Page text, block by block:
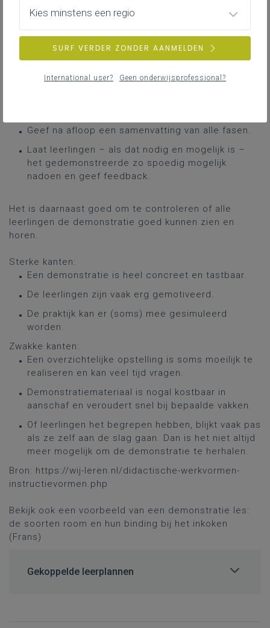
leerlingen doelgericht kunnen observeren.
Zorg voor een logische volgorde. Bij een
vaardigheid is het gebruikelijk om eerst de hele
verschillende onderdelen/fasen.
Geef na afloop een samenvatting van alle fasen.
Laat leerlingen – als dat nodig en mogelijk is –
het gedemonstreerde zo spoedig mogelijk
nadoen en geef feedback.
Het is daarnaast goed om te controleren of alle
leerlingen de demonstratie goed kunnen zien en
horen.
Sterke kanten:
Een demonstratie is heel concreet en tastbaar.
De leerlingen zijn vaak erg gemotiveerd.
De praktijk kan er (soms) mee gesimuleerd
worden.
Zwakke kanten:
Een overzichtelijke opstelling is soms moeilijk te
realiseren en kan veel tijd vragen.
Demonstratiemateriaal is nogal kostbaar in
aanschaf en veroudert snel bij bepaalde vakken.
Of leerlingen het begrepen hebben, blijkt vaak pas
als ze zelf aan de slag gaan. Dan is het niet altijd
meer mogelijk om de demonstratie te herhalen.
Bron: https://wij-leren.nl/didactische-werkvormen-
instructievormen.php
Bekijk ook een voorbeeld van een demonstratie les:
de soorten room en hun binding bij het inkoken
(Frans)
Gekoppelde leerplannen
Kies minstens een regio
SURF VERDER ZONDER AANMELDEN
International user? Geen onderwijsprofessional?